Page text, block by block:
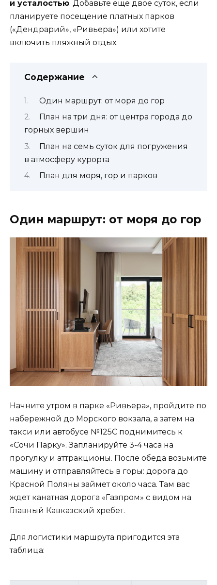
и усталостью. Добавьте еще двое суток, если
планируете посещение платных парков
(«Дендрарий», «Ривьера») или хотите
включить пляжный отдых.
Содержание
Один маршрут: от моря до гор
План на три дня: от центра города до
горных вершин
План на семь суток для погружения
в атмосферу курорта
План для моря, гор и парков
Один маршрут: от моря до гор
Начните утром в парке «Ривьера», пройдите по
набережной до Морского вокзала, а затем на
такси или автобусе №125С поднимитесь к
«Сочи Парку». Запланируйте 3-4 часа на
прогулку и аттракционы. После обеда возьмите
машину и отправляйтесь в горы: дорога до
Красной Поляны займет около часа. Там вас
ждет канатная дорога «Газпром» с видом на
Главный Кавказский хребет.
Для логистики маршрута пригодится эта
таблица: